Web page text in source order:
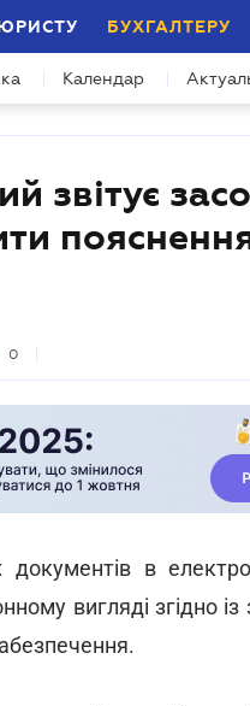
БУХГАЛТЕРУ
Календар
звітує
0
документів в
вигляді згідно